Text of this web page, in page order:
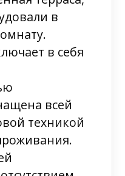
в
в себя
всей
техникой